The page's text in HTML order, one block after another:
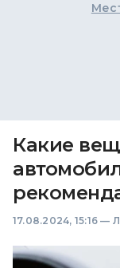
Какие
17.08.2024, 15:16 —